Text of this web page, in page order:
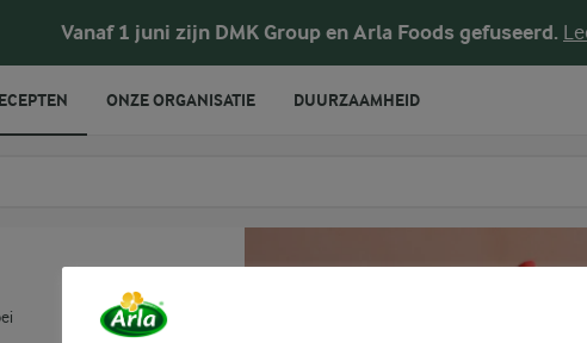
Vanaf 1 juni zijn DMK Group en Arla Foods gefuseerd.
ONZE ORGANISATIE DUURZAAMHEID